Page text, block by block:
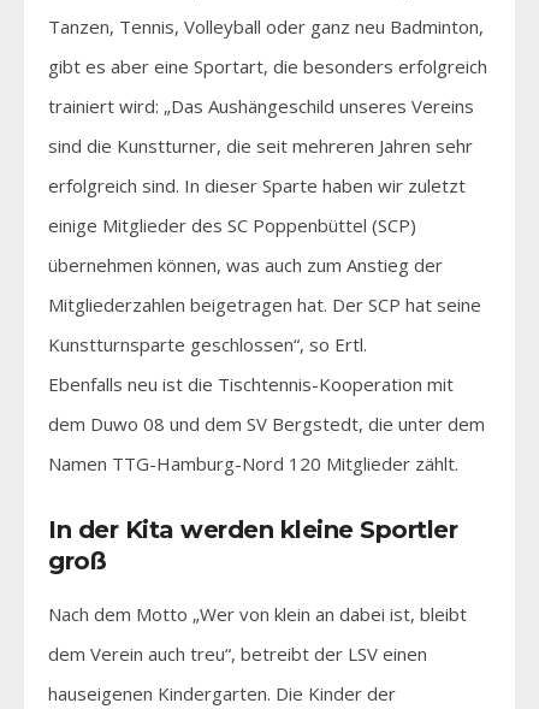
Tanzen, Tennis, Volleyball oder ganz neu Badminton,
gibt es aber eine Sportart, die besonders erfolgreich
trainiert wird: „Das Aushängeschild unseres Vereins
sind die Kunstturner, die seit mehreren Jahren sehr
erfolgreich sind. In dieser Sparte haben wir zuletzt
einige Mitglieder des SC Poppenbüttel (SCP)
übernehmen können, was auch zum Anstieg der
Mitgliederzahlen beigetragen hat. Der SCP hat seine
Kunstturnsparte geschlossen“, so Ertl.
Ebenfalls neu ist die Tischtennis-Kooperation mit
dem Duwo 08 und dem SV Bergstedt, die unter dem
Namen TTG-Hamburg-Nord 120 Mitglieder zählt.
In der Kita werden kleine Sportler
groß
Nach dem Motto „Wer von klein an dabei ist, bleibt
dem Verein auch treu“, betreibt der LSV einen
hauseigenen Kindergarten. Die Kinder der